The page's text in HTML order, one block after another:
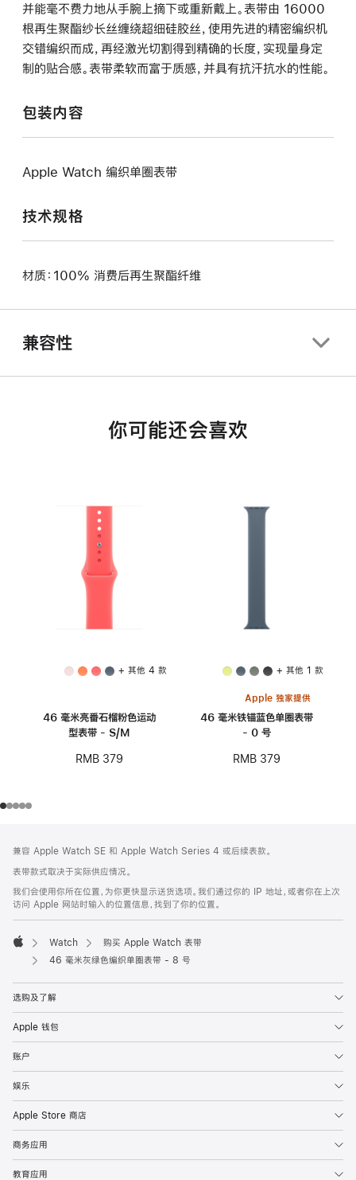
并能毫不费力地从手腕上摘下或重新戴上。表带由 16000
根再生聚酯纱长丝缠绕超细硅胶丝，使用先进的精密编织机
交错编织而成，再经激光切割得到精确的长度，实现量身定
制的贴合感。表带柔软而富于质感，并具有抗汗抗水的性能。
包装内容
Apple Watch 编织单圈表带
技术规格
材质：100% 消费后再生聚酯纤维
兼容性
你可能还会喜欢
+ 其他 4 款
46 毫米亮番石榴粉色运动
型表带 - S/M
RMB 379
+ 其他 1 款
Apple 独家提供
46 毫米铁锚蓝色单圈表带
- 0 号
RMB 379
页
页
脚
注
兼容 Apple Watch SE 和 Apple Watch Series 4 或后续表款。
表带款式取决于实际供应情况。
我们会使用你所在位置，为你更快显示送货选项。我们通过你的 IP 地址，或者你在上次
访问 Apple 网站时输入的位置信息，找到了你的位置。
Apple
Watch
购买 Apple Watch 表带
46 毫米灰绿色编织单圈表带 - 8 号
选购及了解
Apple 钱包
账户
娱乐
Apple Store 商店
商务应用
教育应用